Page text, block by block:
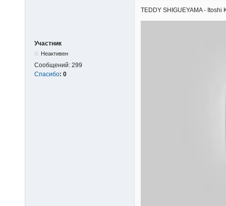
Участник
Неактивен
Сообщений: 299
Спасибо: 0
TEDDY SHIGUEYAMA -